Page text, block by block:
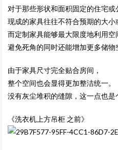
对于那些形状和面积固定的住宅或
现成的家具往往不符合预期的大
而定制家具能够最大限度地利用空
避免死角的同时还能增加更多储物
由于家具尺寸完全贴合房间，
整个空间也会显得更加整洁统一。
没有灰尘堆积的缝隙，这一点也是
《洗衣机上方吊柜 之前》